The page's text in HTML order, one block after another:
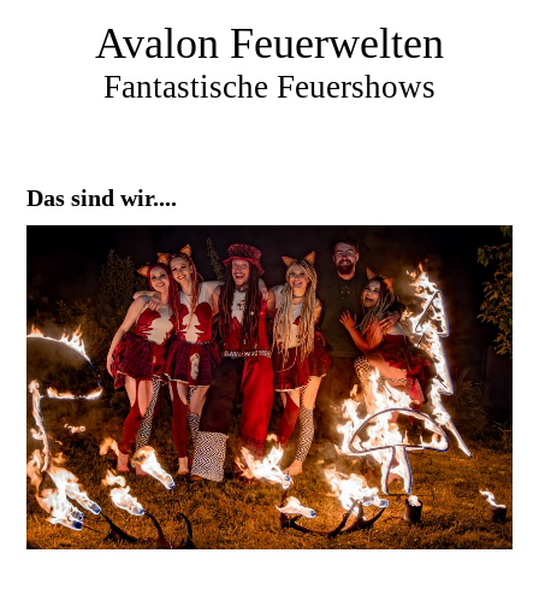
Avalon Feuerwelten
Fantastische Feuershows
Das sind wir....